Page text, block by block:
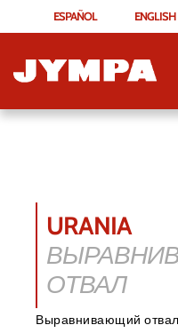
ESPAÑOL ENGLISH
URANIA
ОТВАЛ
Выравнивающий